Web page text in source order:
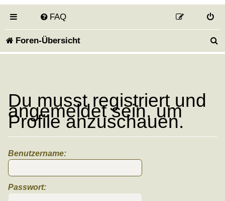
FAQ
Foren-Übersicht
Du musst registriert und
angemeldet sein, um
Profile anzuschauen.
Benutzername:
Passwort: